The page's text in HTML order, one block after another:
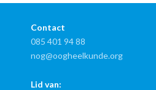
Contact
085 401 94 88
nog@oogheelkunde.org
Lid van: